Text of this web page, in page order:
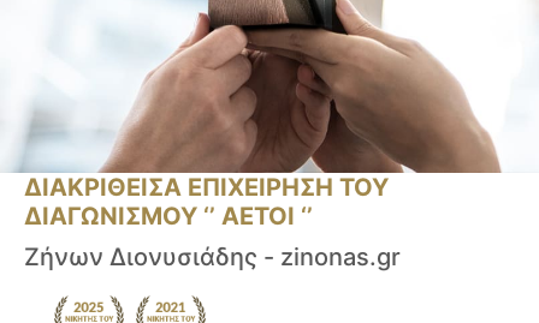
ΔΙΑΚΡΙΘΕΙΣΑ ΕΠΙΧΕΙΡΗΣΗ ΤΟΥ
ΔΙΑΓΩΝΙΣΜΟΥ ‘’ ΑΕΤΟΙ ‘’
Ζήνων Διονυσιάδης - zinonas.gr